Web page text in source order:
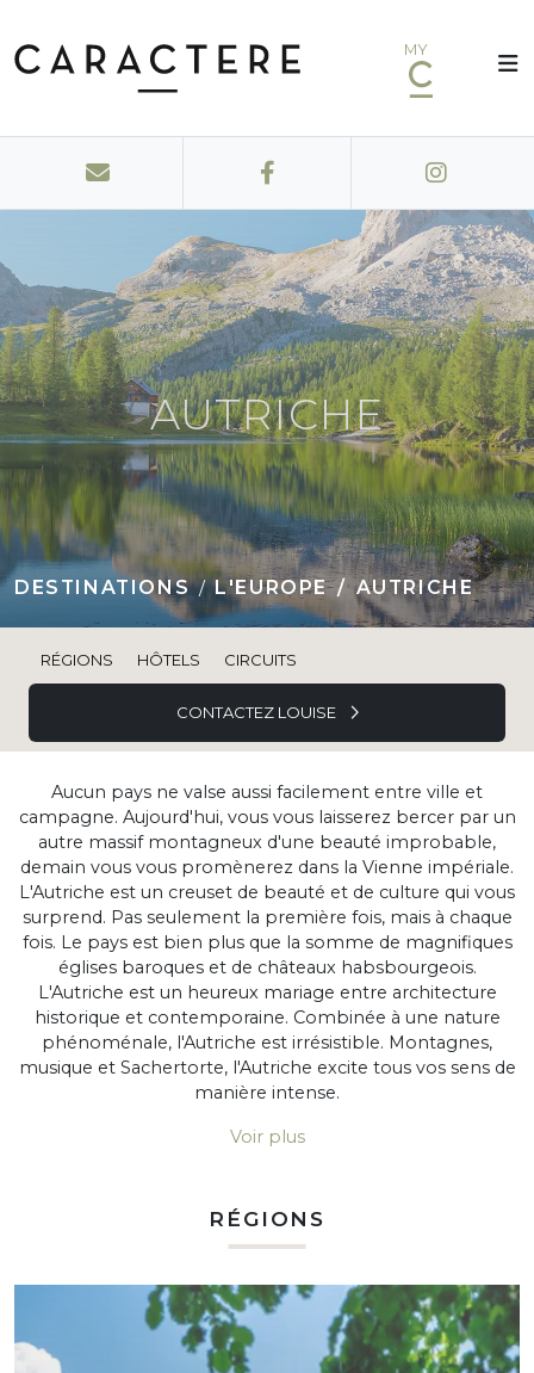
MY
AUTRICHE
DESTINATIONS L'EUROPE AUTRICHE
RÉGIONS HÔTELS CIRCUITS
CONTACTEZ LOUISE
Aucun pays ne valse aussi facilement entre ville et
campagne. Aujourd'hui, vous vous laisserez bercer par un
autre massif montagneux d'une beauté improbable,
demain vous vous promènerez dans la Vienne impériale.
L'Autriche est un creuset de beauté et de culture qui vous
surprend. Pas seulement la première fois, mais à chaque
fois. Le pays est bien plus que la somme de magnifiques
églises baroques et de châteaux habsbourgeois.
L'Autriche est un heureux mariage entre architecture
historique et contemporaine. Combinée à une nature
phénoménale, l'Autriche est irrésistible. Montagnes,
musique et Sachertorte, l'Autriche excite tous vos sens de
manière intense.
Voir plus
RÉGIONS